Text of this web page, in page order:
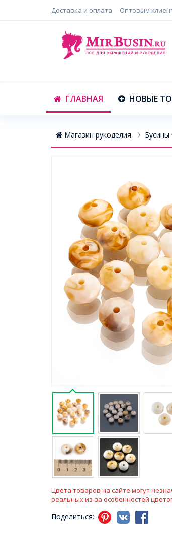
Доставка и оплата Оптовым
ГЛАВНАЯ НОВЫЕ
Магазин рукоделия Бусины
Цвета товаров на сайте могут
реальных из-за особенностей
Поделиться: